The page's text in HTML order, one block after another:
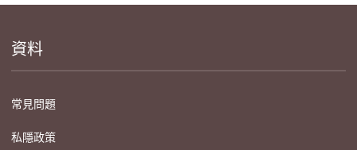
資料
常見問題
私隱政策